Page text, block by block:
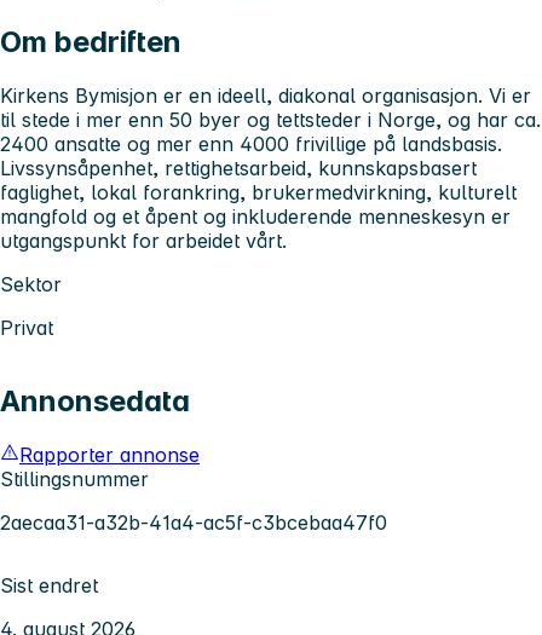
Om bedriften
Kirkens Bymisjon er en ideell, diakonal organisasjon. Vi er
til stede i mer enn 50 byer og tettsteder i Norge, og har ca.
2400 ansatte og mer enn 4000 frivillige på landsbasis.
Livssynsåpenhet, rettighetsarbeid, kunnskapsbasert
faglighet, lokal forankring, brukermedvirkning, kulturelt
mangfold og et åpent og inkluderende menneskesyn er
utgangspunkt for arbeidet vårt.
Sektor
Privat
Annonsedata
Rapporter annonse
Stillingsnummer
2aecaa31-a32b-41a4-ac5f-c3bcebaa47f0
Sist endret
4. august 2026